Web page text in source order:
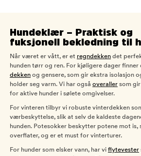
Hundeklær – Praktisk og
fuksjonell bekledning til
Når været er vått, er et regndekken det
hunden tørr og ren. For kjøligere dager finner
dekken og gensere, som gir ekstra isolasjon
holder seg varm. Vi har også overaller som
for aktive hunder i sølete omgivelser.
For vinteren tilbyr vi robuste vinterdekken
værbeskyttelse, slik at selv de kaldeste
hunden. Potesokker beskytter potene mot is,
overflater, og er et must for vinterturer.
For hunder som elsker vann, har vi flytevester